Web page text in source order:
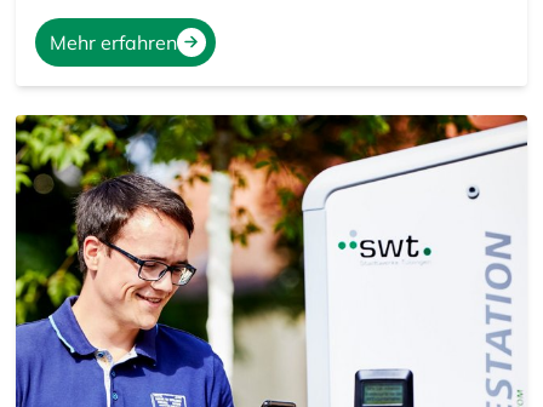
Mehr erfahren